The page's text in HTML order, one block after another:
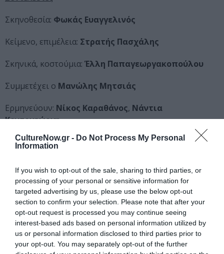
CultureNow.gr - Do Not Process My Personal
Information
If you wish to opt-out of the sale, sharing to third parties, or
processing of your personal or sensitive information for
targeted advertising by us, please use the below opt-out
section to confirm your selection. Please note that after your
opt-out request is processed you may continue seeing
interest-based ads based on personal information utilized by
us or personal information disclosed to third parties prior to
your opt-out. You may separately opt-out of the further
Σκηνοθεσία: Φωκάς Ευαγγελινός
Κείμενο, επιμέλεια: Στρατής Πασχάλης
Σκηνικά, κοστούμια: Έλλη Παπαγεωργακοπούλου
Συμμετέχει ο Μανώλης Μητσιάς
Ερμηνεύουν: Νίκος Καραθάνος, Νάντια
Κοντογεώργη
και οι:Ελευθερία Μπενοβία,ΣτέλλαΨαρουδάκη,
Καλφάκης ,Κωνσταντίνος
Γεωργαλής
Με τονΜουσικό Όμιλο τωνΑρσακείων– Τοσιτσείων
Σχολείων Εκάληςκαι τηΧορωδίαGraduΑrti
ΑπόφοιτοιΑρσακείων– ΤοσιτσείωνΣχολείων
Διδασκαλία και Διεύθυνση χορωδιών:Χριστίνα
Βαρσάμη-Κούκνη